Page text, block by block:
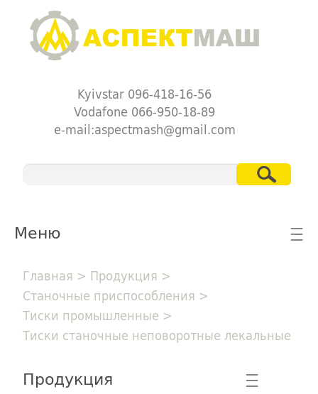
Kyivstar 096-418-16-56
Vodafone 066-950-18-89
e-mail:aspectmash@gmail.com
Меню ☰
Главная > Продукция >
Станочные приспособления >
Тиски промышленные >
Тиски станочные неповоротные лекальные
Продукция ☰